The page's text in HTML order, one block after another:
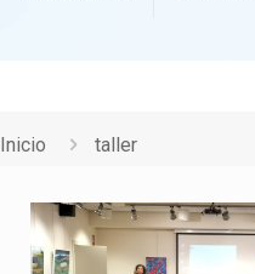
Inicio taller